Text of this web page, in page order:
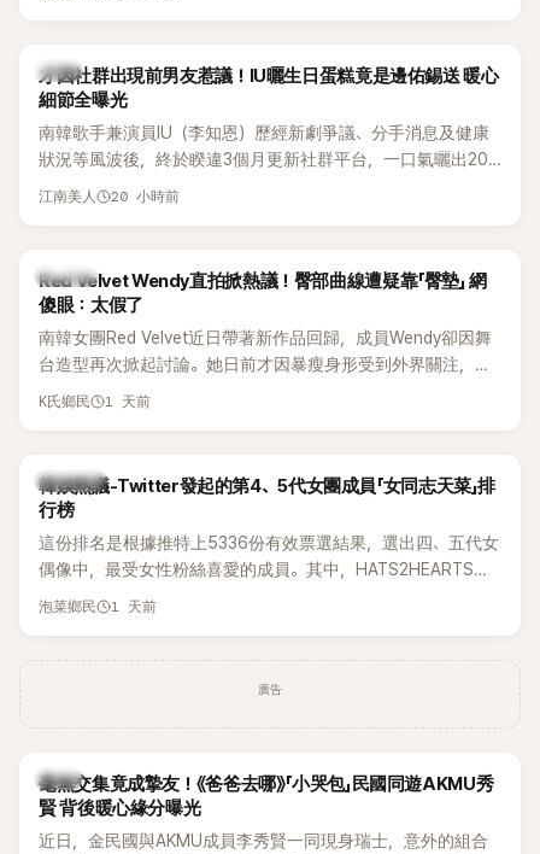
韓星
才因社群出現前男友惹議！IU曬生日蛋糕竟是邊佑錫送 暖心
細節全曝光
南韓歌手兼演員IU（李知恩）歷經新劇爭議、分手消息及健康
狀況等風波後，終於睽違3個月更新社群平台，一口氣曬出20
張近況照，讓大批粉絲又驚又喜。其中，一張生日蛋糕照意外
江南美人 20 小時前
K-POP
Red Velvet Wendy直拍掀熱議！臀部曲線遭疑靠「臀墊」 網
傻眼：太假了
南韓女團Red Velvet近日帶著新作品回歸，成員Wendy卻因舞
台造型再次掀起討論。她日前才因暴瘦身形受到外界關注，又
被質疑在舞台上使用臀墊，如今最新打歌舞台曝光後，再度因
K氏鄉民 1 天前
熱議討論
韓娛熱議-Twitter發起的第4、5代女團成員「女同志天菜」排
行榜
這份排名是根據推特上5336份有效票選結果，選出四、五代女
偶像中，最受女性粉絲喜愛的成員。其中，HATS2HEARTS成
員包攬了前三名，展現了她們在女性社群中的高人氣。
泡菜鄉民 1 天前
廣告
韓星
毫無交集竟成摯友！《爸爸去哪》「小哭包」民國同遊AKMU秀
賢 背後暖心緣分曝光
近日，金民國與AKMU成員李秀賢一同現身瑞士，意外的組合